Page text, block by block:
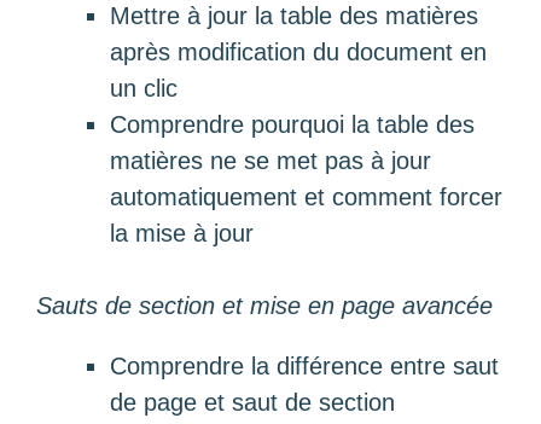
Mettre à jour la table des matières
après modification du document en
un clic
Comprendre pourquoi la table des
matières ne se met pas à jour
automatiquement et comment forcer
la mise à jour
Sauts de section et mise en page avancée
Comprendre la différence entre saut
de page et saut de section